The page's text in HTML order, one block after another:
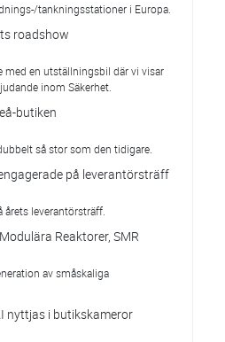
tankningsstationer i Europa.
roadshow
med en utställningsbil där vi visar
inom Säkerhet.
butiken
så stor som den tidigare.
på leverantörsträff
leverantörsträff.
Reaktorer, SMR
av småskaliga
nyttjas i butikskameror